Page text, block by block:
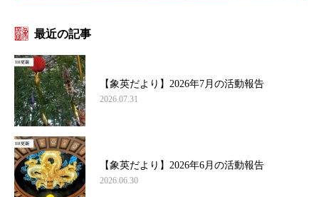
最近の記事
【象英だより】2026年7月の活動報告
2026.07.31
【象英だより】2026年6月の活動報告
2026.06.30